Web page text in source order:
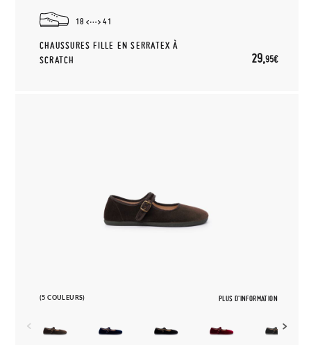
18 41
CHAUSSURES FILLE EN SERRATEX À
SCRATCH
29,95€
(5 COULEURS) PLUS D'INFORMATION